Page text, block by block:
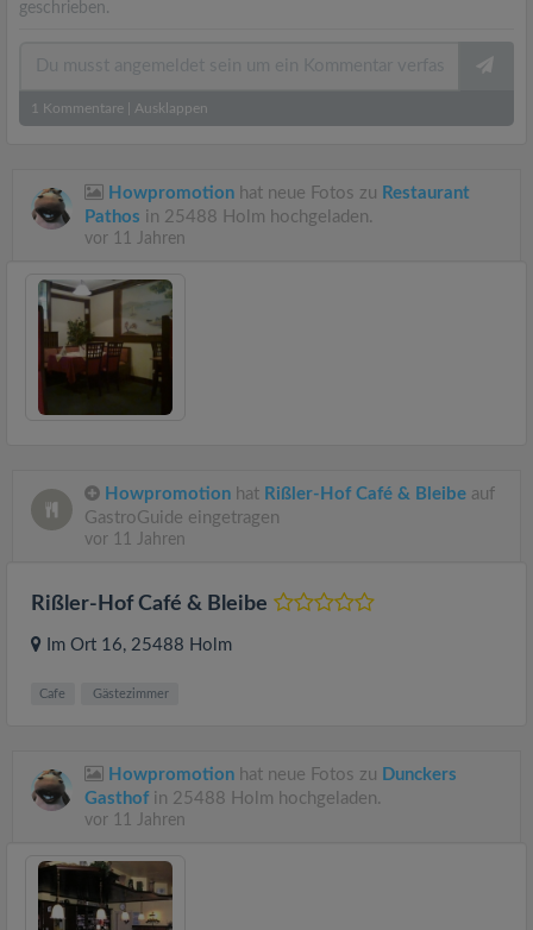
geschrieben.
1 Kommentare Ausklappen
Howpromotion hat neue Fotos zu Restaurant
Pathos in 25488 Holm hochgeladen.
vor 11 Jahren
Howpromotion hat Rißler-Hof Café & Bleibe auf
GastroGuide eingetragen
vor 11 Jahren
Rißler-Hof Café & Bleibe
Im Ort 16, 25488 Holm
Cafe Gästezimmer
Howpromotion hat neue Fotos zu Dunckers
Gasthof in 25488 Holm hochgeladen.
vor 11 Jahren